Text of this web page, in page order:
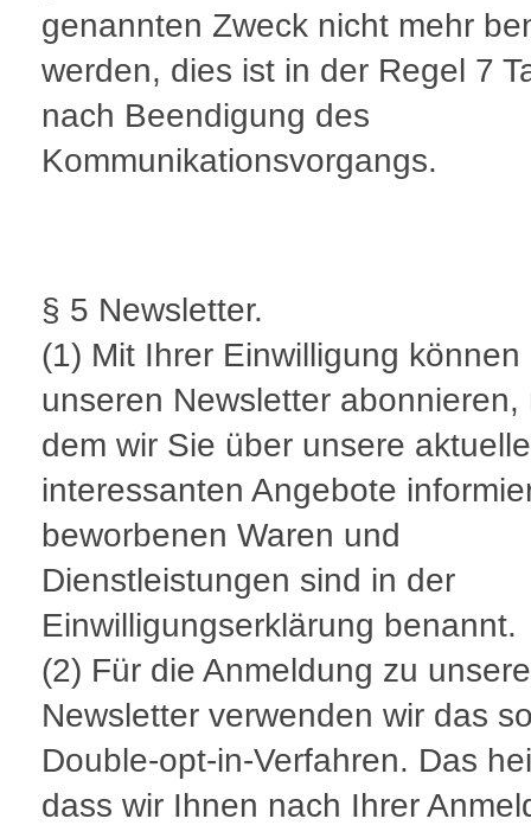
genannten Zweck nicht mehr
werden, dies ist in der Regel 7
nach Beendigung des
Kommunikationsvorgangs.
§ 5 Newsletter.
(1) Mit Ihrer Einwilligung können
unseren Newsletter abonnieren,
dem wir Sie über unsere
interessanten Angebote
beworbenen Waren und
Dienstleistungen sind in der
Einwilligungserklärung benannt.
(2) Für die Anmeldung zu
Newsletter verwenden wir das
Double-opt-in-Verfahren. Das
dass wir Ihnen nach Ihrer